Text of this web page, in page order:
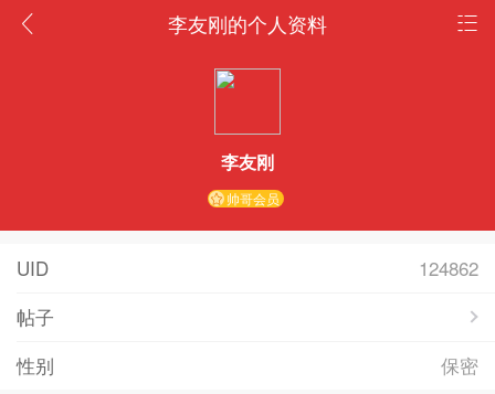
李友刚的个人资料
李友刚
帅哥会员
UID
124862
帖子
性别
保密